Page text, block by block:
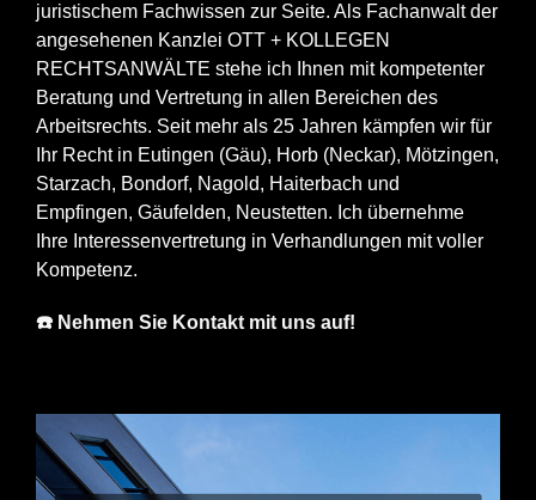
juristischem Fachwissen zur Seite. Als Fachanwalt der
angesehenen Kanzlei OTT + KOLLEGEN
RECHTSANWÄLTE stehe ich Ihnen mit kompetenter
Beratung und Vertretung in allen Bereichen des
Arbeitsrechts. Seit mehr als 25 Jahren kämpfen wir für
Ihr Recht in Eutingen (Gäu), Horb (Neckar), Mötzingen,
Starzach, Bondorf, Nagold, Haiterbach und
Empfingen, Gäufelden, Neustetten. Ich übernehme
Ihre Interessenvertretung in Verhandlungen mit voller
Kompetenz.
☎️ Nehmen Sie Kontakt mit uns auf!